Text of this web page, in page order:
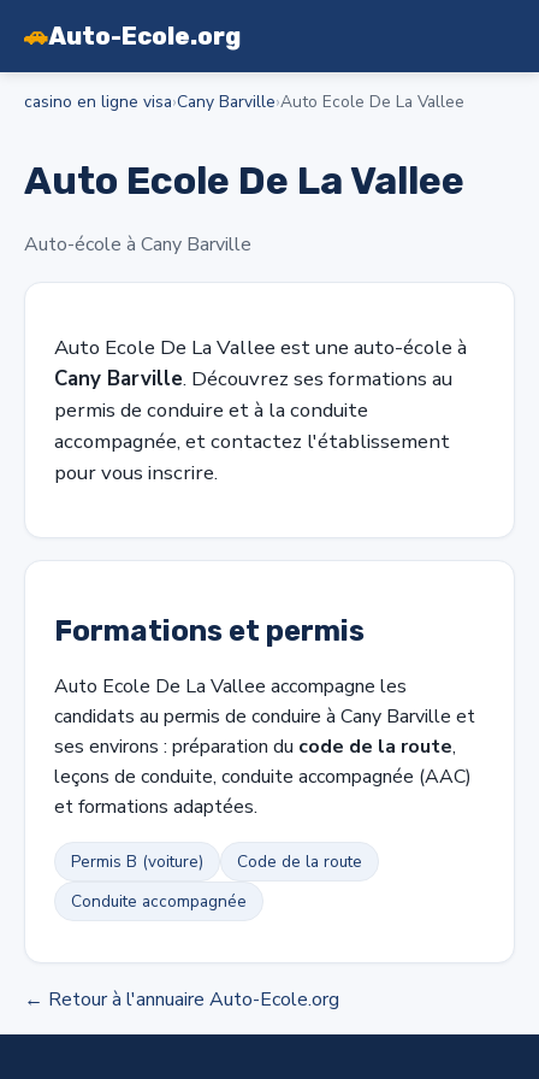
🚗Auto-Ecole.org
casino en ligne visa›Cany Barville›Auto Ecole De La Vallee
Auto Ecole De La Vallee
Auto-école à Cany Barville
Auto Ecole De La Vallee est une auto-école à
Cany Barville. Découvrez ses formations au
permis de conduire et à la conduite
accompagnée, et contactez l'établissement
pour vous inscrire.
Formations et permis
Auto Ecole De La Vallee accompagne les
candidats au permis de conduire à Cany Barville et
ses environs : préparation du code de la route,
leçons de conduite, conduite accompagnée (AAC)
et formations adaptées.
Permis B (voiture)
Code de la route
Conduite accompagnée
← Retour à l'annuaire Auto-Ecole.org